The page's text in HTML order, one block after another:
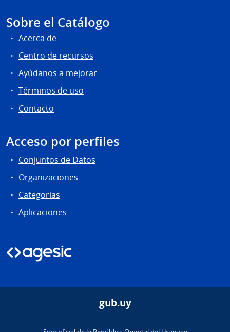
Sobre el Catálogo
Acerca de
Centro de recursos
Ayúdanos a mejorar
Términos de uso
Contacto
Acceso por perfiles
Conjuntos de Datos
Organizaciones
Categorias
Aplicaciones
gub.uy